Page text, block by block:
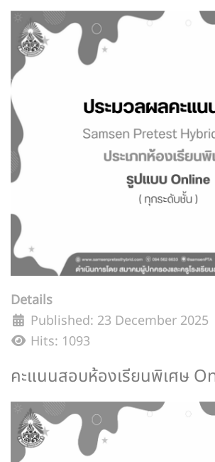
Details
Published: 23 December 2025
Hits: 1093
คะแนนสอบห้องเรียนพิเศษ